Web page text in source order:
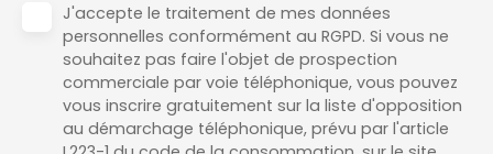
J'accepte le traitement de mes données
personnelles conformément au RGPD. Si vous ne
souhaitez pas faire l'objet de prospection
commerciale par voie téléphonique, vous pouvez
vous inscrire gratuitement sur la liste d'opposition
au démarchage téléphonique, prévu par l'article